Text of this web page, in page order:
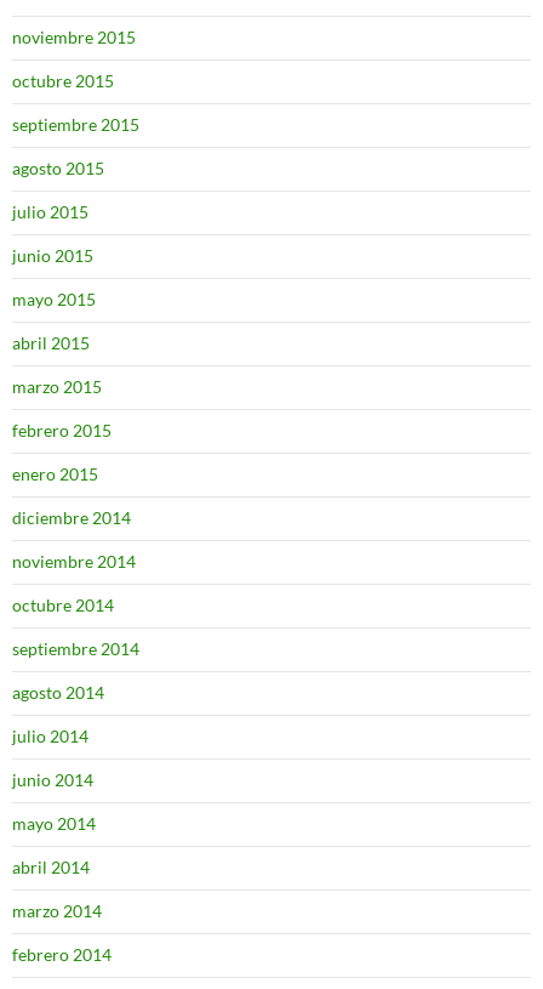
noviembre 2015
octubre 2015
septiembre 2015
agosto 2015
julio 2015
junio 2015
mayo 2015
abril 2015
marzo 2015
febrero 2015
enero 2015
diciembre 2014
noviembre 2014
octubre 2014
septiembre 2014
agosto 2014
julio 2014
junio 2014
mayo 2014
abril 2014
marzo 2014
febrero 2014